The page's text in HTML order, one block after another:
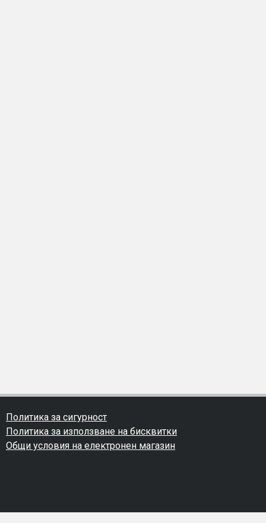
Политика за сигурност
Политика за използване на бисквитки
Общи условия на електронен магазин